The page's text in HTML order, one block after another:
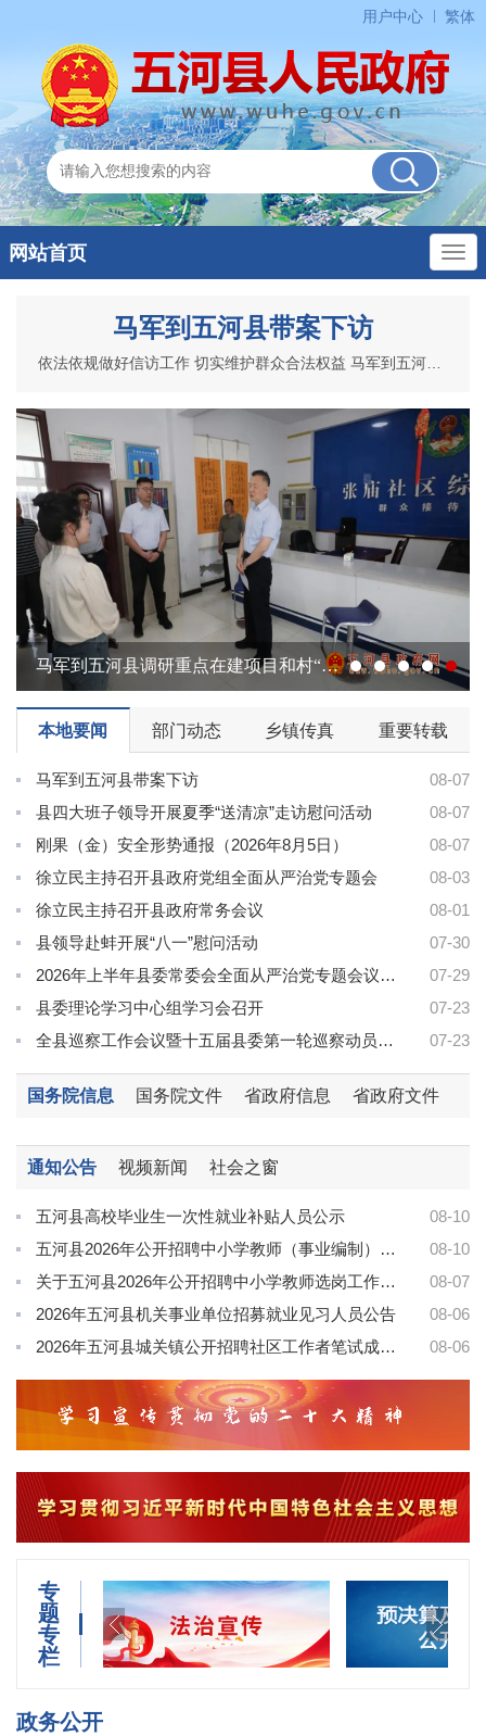
用户中心 繁体
网站首页
马军到五河县带案下访
马军到五河县带案下访
null
null
null
null
马军到五河县调研重点在建项目和村“两委”换届筹备工作
null
1 2 3 4 5
本地要闻 部门动态 乡镇传真 重要转载
08-07
马军到五河县带案下访
08-07
县四大班子领导开展夏季“送清凉”走访慰问活动
08-07
刚果（金）安全形势通报（2026年8月5日）
08-03
徐立民主持召开县政府党组全面从严治党专题会
08-01
徐立民主持召开县政府常务会议
07-30
县领导赴蚌开展“八一”慰问活动
07-29
2026年上半年县委常委会全面从严治党专题会议召开
07-23
县委理论学习中心组学习会召开
07-23
全县巡察工作会议暨十五届县委第一轮巡察动员部署会召开
国务院信息 国务院文件 省政府信息 省政府文件
通知公告 视频新闻 社会之窗
08-10
五河县高校毕业生一次性就业补贴人员公示
08-10
五河县2026年公开招聘中小学教师（事业编制）拟录用人员名单公示
08-07
关于五河县2026年公开招聘中小学教师选岗工作的通知
08-06
2026年五河县机关事业单位招募就业见习人员公告
08-06
2026年五河县城关镇公开招聘社区工作者笔试成绩和面试入围人员名单公示
专
题
专
栏
政务公开